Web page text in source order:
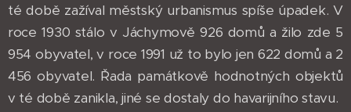
té době zažíval městský urbanismus spíše úpadek. V
roce 1930 stálo v Jáchymově 926 domů a žilo zde 5
954 obyvatel, v roce 1991 už to bylo jen 622 domů a 2
456 obyvatel. Řada památkově hodnotných objektů
v té době zanikla, jiné se dostaly do havarijního stavu.